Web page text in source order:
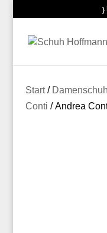
Start/
Conti / Andrea